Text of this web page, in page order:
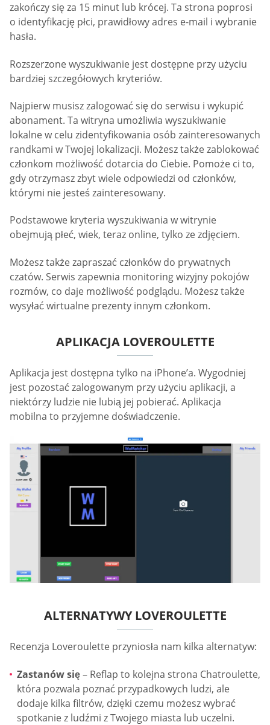
zakończy się za 15 minut lub krócej. Ta strona poprosi
o identyfikację płci, prawidłowy adres e-mail i wybranie
hasła.
Rozszerzone wyszukiwanie jest dostępne przy użyciu
bardziej szczegółowych kryteriów.
Najpierw musisz zalogować się do serwisu i wykupić
abonament. Ta witryna umożliwia wyszukiwanie
lokalne w celu zidentyfikowania osób zainteresowanych
randkami w Twojej lokalizacji. Możesz także zablokować
członkom możliwość dotarcia do Ciebie. Pomoże ci to,
gdy otrzymasz zbyt wiele odpowiedzi od członków,
którymi nie jesteś zainteresowany.
Podstawowe kryteria wyszukiwania w witrynie
obejmują płeć, wiek, teraz online, tylko ze zdjęciem.
Możesz także zapraszać członków do prywatnych
czatów. Serwis zapewnia monitoring wizyjny pokojów
rozmów, co daje możliwość podglądu. Możesz także
wysyłać wirtualne prezenty innym członkom.
APLIKACJA LOVEROULETTE
Aplikacja jest dostępna tylko na iPhone’a. Wygodniej
jest pozostać zalogowanym przy użyciu aplikacji, a
niektórzy ludzie nie lubią jej pobierać. Aplikacja
mobilna to przyjemne doświadczenie.
ALTERNATYWY LOVEROULETTE
Recenzja Loveroulette przyniosła nam kilka alternatyw:
Zastanów się– Reflap to kolejna strona Chatroulette,
która pozwala poznać przypadkowych ludzi, ale
dodaje kilka filtrów, dzięki czemu możesz wybrać
spotkanie z ludźmi z Twojego miasta lub uczelni.